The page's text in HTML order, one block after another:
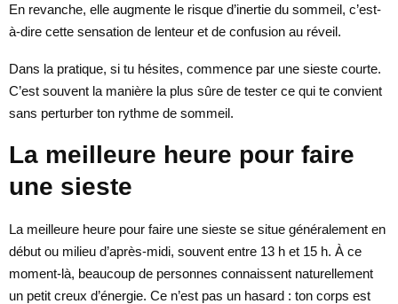
En revanche, elle augmente le risque d’inertie du sommeil, c’est-
à-dire cette sensation de lenteur et de confusion au réveil.
Dans la pratique, si tu hésites, commence par une sieste courte.
C’est souvent la manière la plus sûre de tester ce qui te convient
sans perturber ton rythme de sommeil.
La meilleure heure pour faire
une sieste
La meilleure heure pour faire une sieste se situe généralement en
début ou milieu d’après-midi, souvent entre 13 h et 15 h. À ce
moment-là, beaucoup de personnes connaissent naturellement
un petit creux d’énergie. Ce n’est pas un hasard : ton corps est